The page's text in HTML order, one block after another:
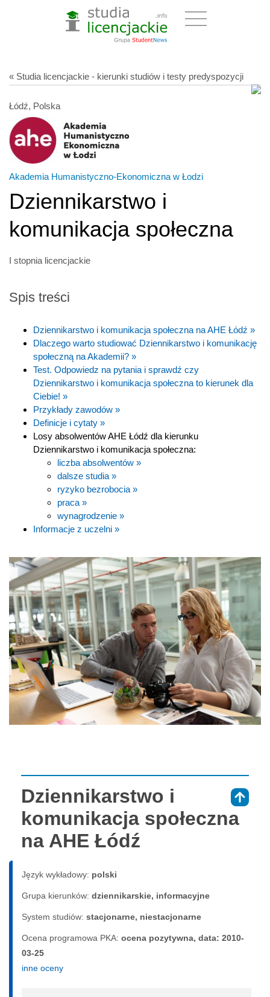
« Studia licencjackie - kierunki studiów i testy predyspozycji
Łódź, Polska
Akademia Humanistyczno-Ekonomiczna w Łodzi
Dziennikarstwo i
komunikacja społeczna
I stopnia licencjackie
Spis treści
Dziennikarstwo i komunikacja społeczna na AHE Łódź »
Dlaczego warto studiować Dziennikarstwo i komunikację
społeczną na Akademii? »
Test. Odpowiedz na pytania i sprawdź czy
Dziennikarstwo i komunikacja społeczna to kierunek dla
Ciebie! »
Przykłady zawodów »
Definicje i cytaty »
Losy absolwentów AHE Łódź dla kierunku
Dziennikarstwo i komunikacja społeczna:
liczba absolwentów »
dalsze studia »
ryzyko bezrobocia »
praca »
wynagrodzenie »
Informacje z uczelni »
Dziennikarstwo i
komunikacja społeczna
na AHE Łódź
Język wykładowy: polski
Grupa kierunków: dziennikarskie, informacyjne
System studiów: sta­cjo­nar­ne, nie­sta­cjo­nar­ne
Ocena programowa PKA: ocena pozytywna, data: 2010-
03-25
inne oceny